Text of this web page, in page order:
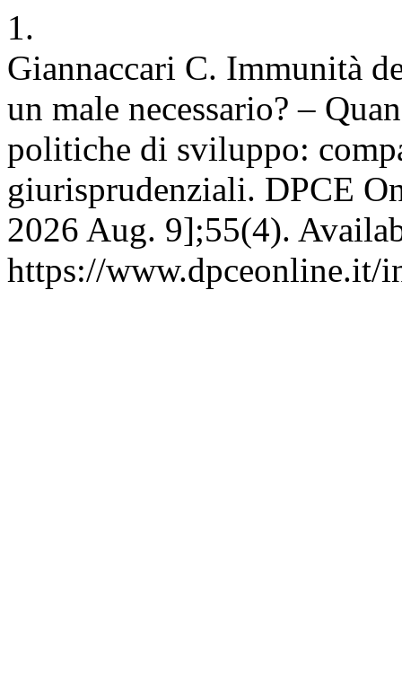
1.
Giannaccari C. Immunità
un male necessario? –
politiche di sviluppo:
giurisprudenziali. DPCE
2026 Aug. 9];55(4).
https://www.dpceonline.it/